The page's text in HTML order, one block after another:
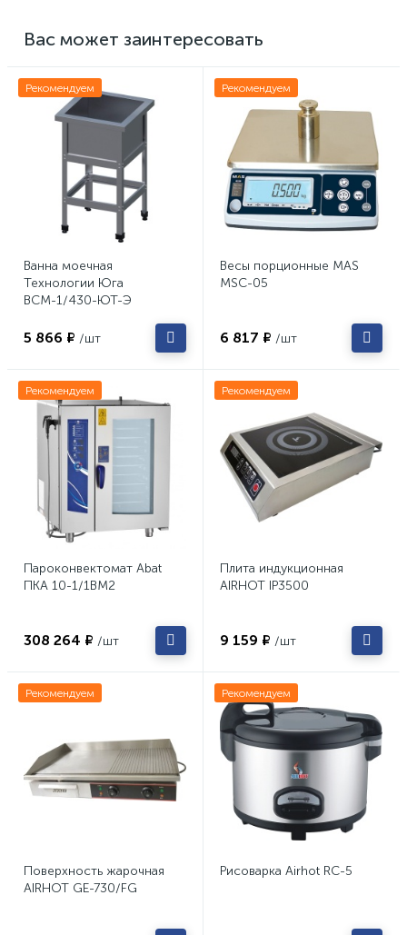
Вас может заинтересовать
Рекомендуем
Ванна моечная
Технологии Юга
ВСМ-1/430-ЮТ-Э
5 866 ₽ /шт
Рекомендуем
Весы порционные MAS
MSC-05
6 817 ₽ /шт
Рекомендуем
Пароконвектомат Abat
ПКА 10-1/1ВМ2
308 264 ₽ /шт
Рекомендуем
Плита индукционная
AIRHOT IP3500
9 159 ₽ /шт
Рекомендуем
Поверхность жарочная
AIRHOT GE-730/FG
Рекомендуем
Рисоварка Airhot RC-5